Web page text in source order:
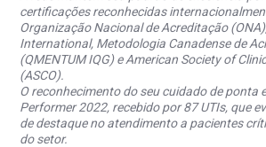
certificações reconhecidas
Organização Nacional de Acreditação
International, Metodologia Canadense de
(QMENTUM IQG) e American Society of
(ASCO).
O reconhecimento do seu cuidado de ponta
Performer 2022, recebido por 87 UTIs, que
de destaque no atendimento a pacientes
do setor.